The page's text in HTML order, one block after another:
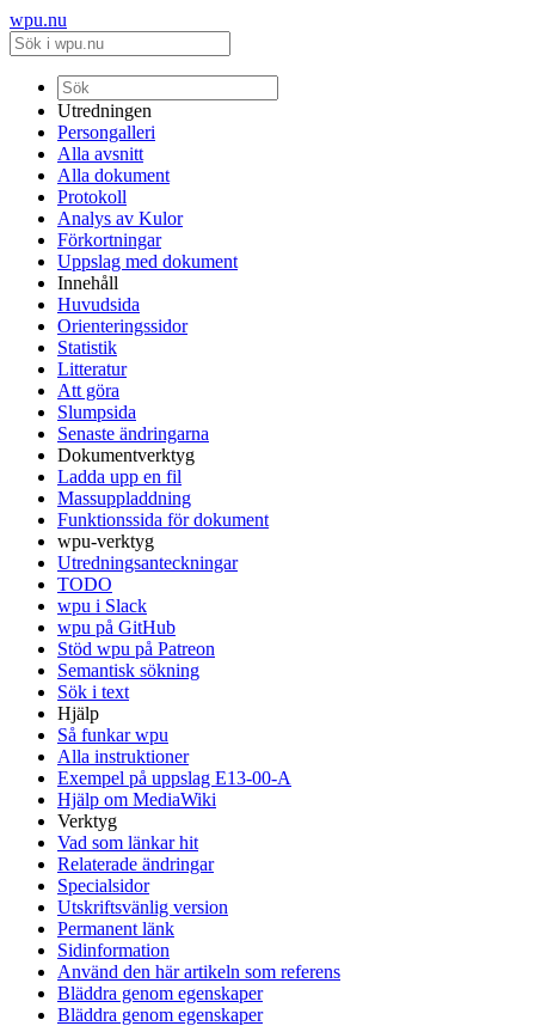
wpu.nu
Utredningen
Persongalleri
Alla avsnitt
Alla dokument
Protokoll
Analys av Kulor
Förkortningar
Uppslag med dokument
Innehåll
Huvudsida
Orienteringssidor
Statistik
Litteratur
Att göra
Slumpsida
Senaste ändringarna
Dokumentverktyg
Ladda upp en fil
Massuppladdning
Funktionssida för dokument
wpu-verktyg
Utredningsanteckningar
TODO
wpu i Slack
wpu på GitHub
Stöd wpu på Patreon
Semantisk sökning
Sök i text
Hjälp
Så funkar wpu
Alla instruktioner
Exempel på uppslag E13-00-A
Hjälp om MediaWiki
Verktyg
Vad som länkar hit
Relaterade ändringar
Specialsidor
Utskriftsvänlig version
Permanent länk
Sidinformation
Använd den här artikeln som referens
Bläddra genom egenskaper
Bläddra genom egenskaper